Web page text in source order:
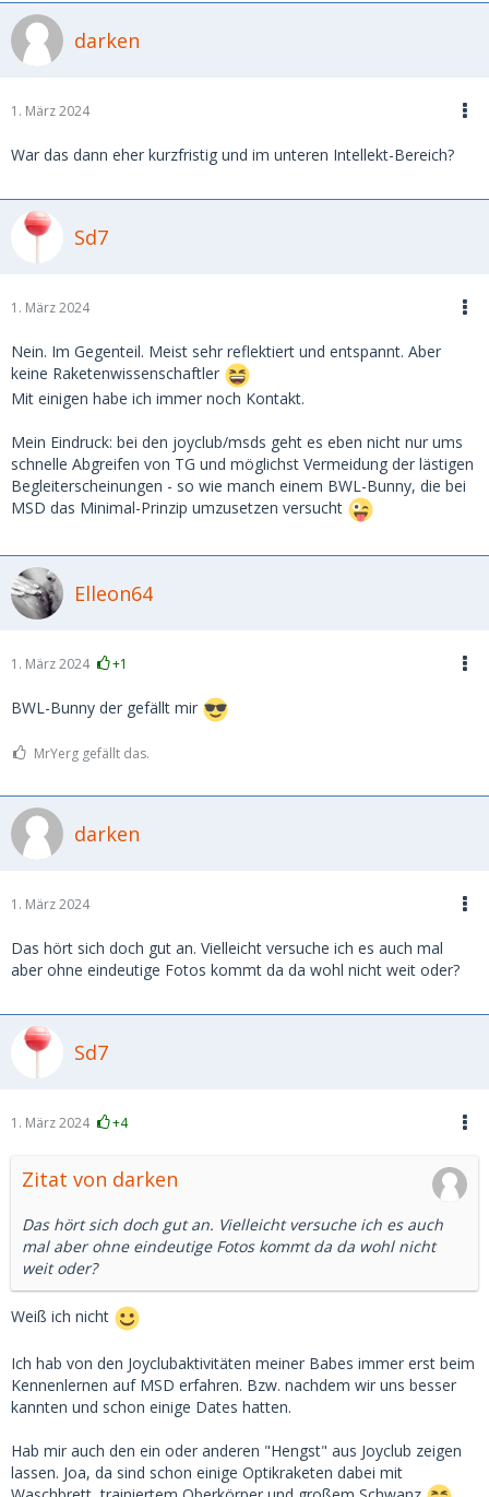
darken
1. März 2024
War das dann eher kurzfristig und im unteren Intellekt-Bereich?
Sd7
1. März 2024
Nein. Im Gegenteil. Meist sehr reflektiert und entspannt. Aber
keine Raketenwissenschaftler
Mit einigen habe ich immer noch Kontakt.
Mein Eindruck: bei den joyclub/msds geht es eben nicht nur ums
schnelle Abgreifen von TG und möglichst Vermeidung der lästigen
Begleiterscheinungen - so wie manch einem BWL-Bunny, die bei
MSD das Minimal-Prinzip umzusetzen versucht
Elleon64
1. März 2024 +1
BWL-Bunny der gefällt mir
MrYerg gefällt das.
darken
1. März 2024
Das hört sich doch gut an. Vielleicht versuche ich es auch mal
aber ohne eindeutige Fotos kommt da da wohl nicht weit oder?
Sd7
1. März 2024 +4
Zitat von darken
Das hört sich doch gut an. Vielleicht versuche ich es auch
mal aber ohne eindeutige Fotos kommt da da wohl nicht
weit oder?
Weiß ich nicht
Ich hab von den Joyclubaktivitäten meiner Babes immer erst beim
Kennenlernen auf MSD erfahren. Bzw. nachdem wir uns besser
kannten und schon einige Dates hatten.
Hab mir auch den ein oder anderen "Hengst" aus Joyclub zeigen
lassen. Joa, da sind schon einige Optikraketen dabei mit